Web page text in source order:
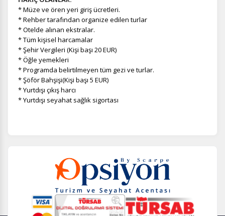
*Müze ve ören yeri giriş ücretleri.
* Rehber tarafından organize edilen turlar
* Otelde alınan ekstralar.
* Tüm kişisel harcamalar
* Şehir Vergileri (Kişi başı 20 EUR)
* Öğle yemekleri
* Programda belirtilmeyen tüm gezi ve turlar.
* Şöför Bahşişi(Kişi başı 5 EUR)
* Yurtdışı çıkış harcı
* Yurtdışı seyahat sağlık sigortası